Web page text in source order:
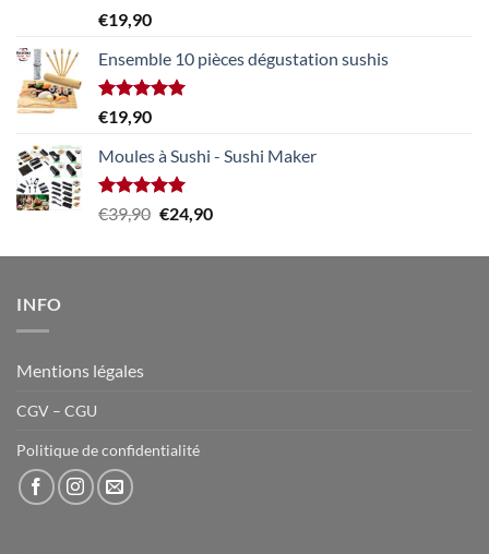
Note5.00
sur 5
€19,90
Ensemble 10 pièces dégustation sushis
Note5.00
sur 5
€19,90
Moules à Sushi - Sushi Maker
Note5.00
sur 5
€39,90 Le
initial
€24,90Le
actuel
INFO
Mentions légales
CGV – CGU
Politique de confidentialité